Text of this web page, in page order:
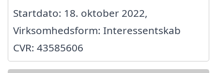
Startdato: 18. oktober 2022,
Virksomhedsform: Interessentskab
CVR: 43585606